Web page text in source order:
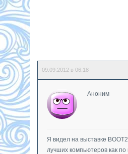
09.09.2012 в 06:18
Аноним
Я видел на выставке
лучших компьютеров как по